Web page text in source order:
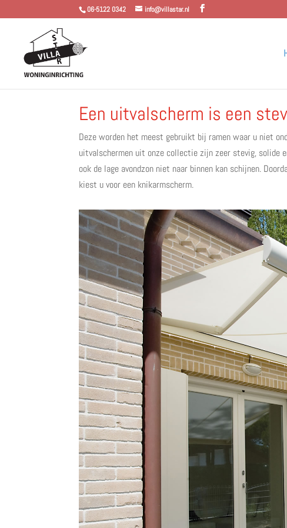
06-5122 0342 info@villastar.nl
Een uitvalscherm is een
Deze worden het meest gebruikt bij ramen waar u niet
uitvalschermen uit onze collectie zijn zeer stevig, solide
ook de lage avondzon niet naar binnen kan schijnen.
kiest u voor een knikarmscherm.